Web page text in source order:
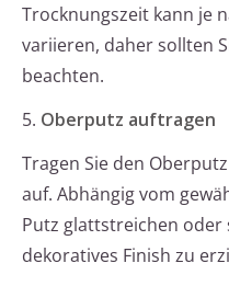
Trocknungszeit kann je
variieren, daher sollten
beachten.
5. Oberputz auftragen
Tragen Sie den
auf. Abhängig vom
Putz glattstreichen
dekoratives Finish zu